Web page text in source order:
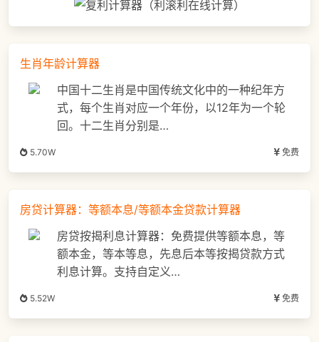
生肖年龄计算器
中国十二生肖是中国传统文化中的一种纪年方
式，每个生肖对应一个年份，以12年为一个轮
回。十二生肖分别是…
5.70W 免费
房贷计算器：等额本息/等额本金贷款计算器
房贷按揭利息计算器：免费提供等额本息，等
额本金，等本等息，先息后本等按揭贷款方式
利息计算。支持自定义…
5.52W 免费